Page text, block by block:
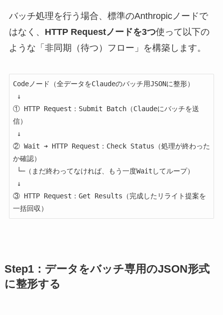
バッチ処理を行う場合、標準のAnthropicノードで
はなく、 HTTP Requestノードを3つ使って以下の
ような「非同期（待つ）フロー」を構築します。
Codeノード（全データをClaudeのバッチ用JSONに整形）
① HTTP Request：Submit Batch（Claudeにバッチを送
信）
② Wait ➔ HTTP Request：Check Status（処理が終わった
か確認）
③ HTTP Request：Get Results（完成したリライト提案を
Step1：データをバッチ専用のJSON形式
に整形する